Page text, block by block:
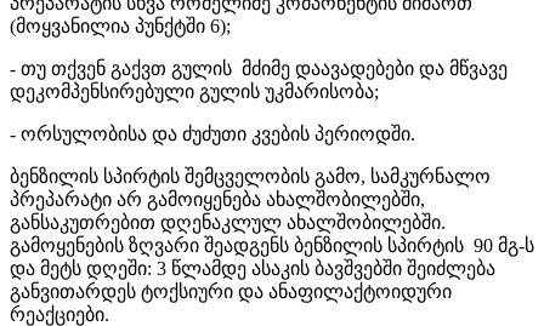
(მოყვანილია პუნქტში 6);
- თუ თქვენ გაქვთ გულის მძიმე დაავადებები და მწვავე
დეკომპენსირებული გულის უკმარისობა;
- ორსულობისა და ძუძუთი კვების პერიოდში.
ბენზილის სპირტის შემცველობის გამო, სამკურნალო
პრეპარატი არ გამოიყენება ახალშობილებში,
განსაკუთრებით დღენაკლულ ახალშობილებში.
გამოყენების ზღვარი შეადგენს ბენზილის სპირტის 90 მგ-ს
და მეტს დღეში: 3 წლამდე ასაკის ბავშვებში შეიძლება
განვითარდეს ტოქსიური და ანაფილაქტოიდური
რეაქციები.